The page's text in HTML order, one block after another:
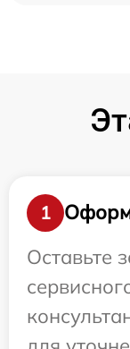
1
Оставьте